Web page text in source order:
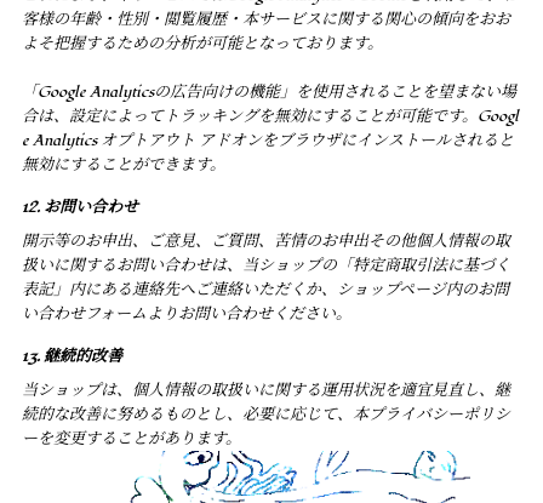
客様の年齢・性別・閲覧履歴・本サービスに関する関心の傾向をおお
よそ把握するための分析が可能となっております。
「Google Analyticsの広告向けの機能」を使用されることを望まない場
合は、設定によってトラッキングを無効にすることが可能です。Googl
e Analytics オプトアウト アドオンをブラウザにインストールされると
無効にすることができます。
12. お問い合わせ
開示等のお申出、ご意見、ご質問、苦情のお申出その他個人情報の取
扱いに関するお問い合わせは、当ショップの「特定商取引法に基づく
表記」内にある連絡先へご連絡いただくか、ショップページ内のお問
い合わせフォームよりお問い合わせください。
13. 継続的改善
当ショップは、個人情報の取扱いに関する運用状況を適宜見直し、継
続的な改善に努めるものとし、必要に応じて、本プライバシーポリシ
ーを変更することがあります。